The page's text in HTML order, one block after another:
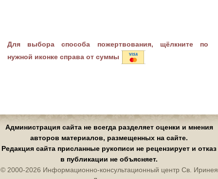
Для выбора способа пожертвования, щёлкните по
нужной иконке справа от суммы
Администрация сайта не всегда разделяет оценки и мнения
авторов материалов, размещенных на сайте.
Редакция сайта присланные рукописи не рецензирует и отказ
в публикации не объясняет.
© 2000-2026 Информационно-консультационный центр Св. Иринея